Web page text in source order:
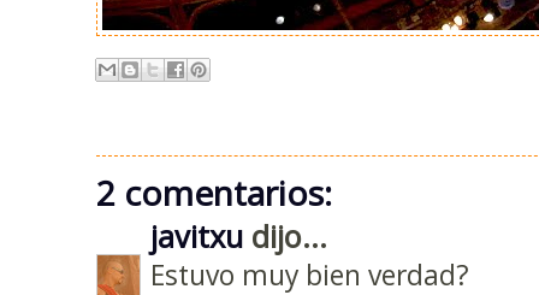
2 comentarios:
javitxu dijo...
Estuvo muy bien verdad?